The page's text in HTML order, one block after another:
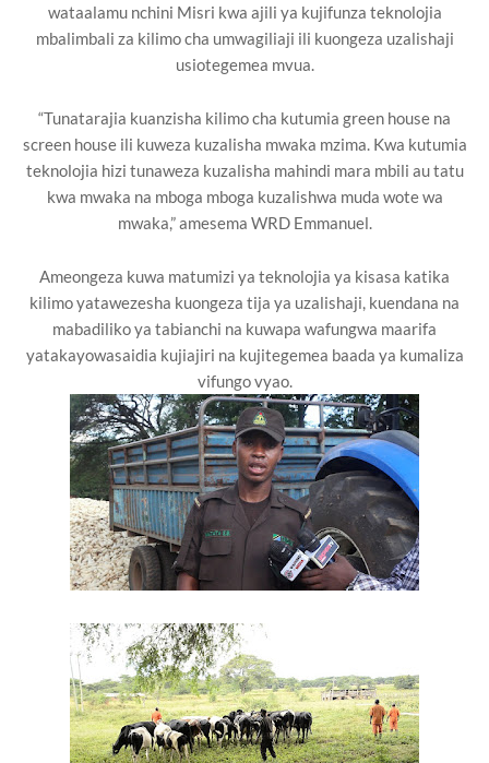
wataalamu nchini Misri kwa ajili ya kujifunza teknolojia
mbalimbali za kilimo cha umwagiliaji ili kuongeza uzalishaji
usiotegemea mvua.
“Tunatarajia kuanzisha kilimo cha kutumia green house na
screen house ili kuweza kuzalisha mwaka mzima. Kwa kutumia
teknolojia hizi tunaweza kuzalisha mahindi mara mbili au tatu
kwa mwaka na mboga mboga kuzalishwa muda wote wa
mwaka,” amesema WRD Emmanuel.
Ameongeza kuwa matumizi ya teknolojia ya kisasa katika
kilimo yatawezesha kuongeza tija ya uzalishaji, kuendana na
mabadiliko ya tabianchi na kuwapa wafungwa maarifa
yatakayowasaidia kujiajiri na kujitegemea baada ya kumaliza
vifungo vyao.